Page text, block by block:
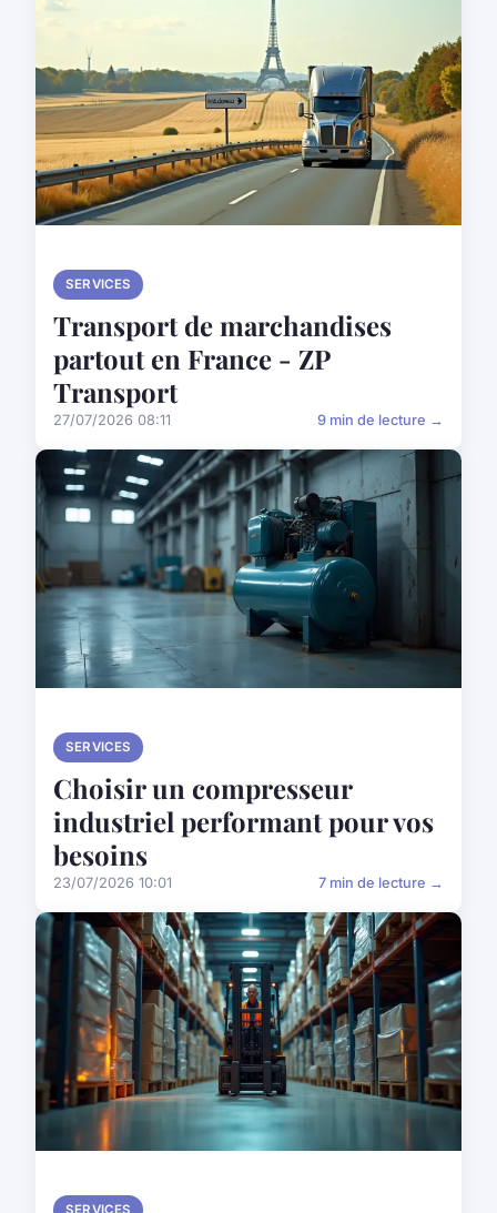
SERVICES
Transport de marchandises
partout en France - ZP
Transport
27/07/2026 08:11 9 min de lecture →
SERVICES
Choisir un compresseur
industriel performant pour vos
besoins
23/07/2026 10:01 7 min de lecture →